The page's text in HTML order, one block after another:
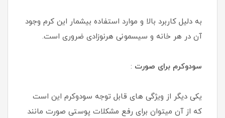
به دلیل کاربرد بالا و موارد استفاده بیشمار این کرم وجود
آن در هر خانه و سیسمونی هرنوزادی ضروری است.
سودوکرم برای صورت :
یکی دیگر از ویژگی های قابل توجه سودوکرم این است
که از آن میتوان برای رفع مشکلات پوستی صورت مانند